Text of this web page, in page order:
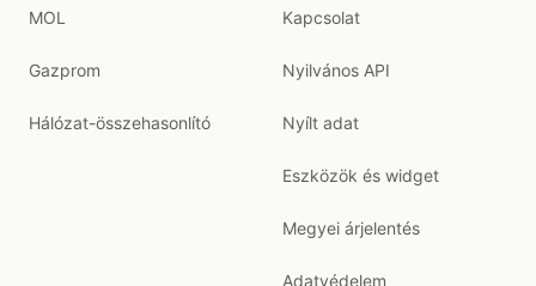
MOL
Gazprom
Hálózat-összehasonlító
Kapcsolat
Nyilvános API
Nyílt adat
Eszközök és widget
Megyei árjelentés
Adatvédelem